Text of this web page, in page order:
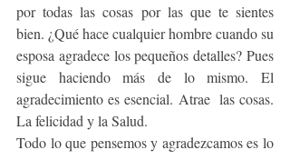
por todas las cosas por las que te sientes
bien. ¿Qué hace cualquier hombre cuando su
esposa agradece los pequeños detalles? Pues
sigue haciendo más de lo mismo. El
agradecimiento es esencial. Atrae  las cosas.
Todo lo que pensemos y agradezcamos es lo